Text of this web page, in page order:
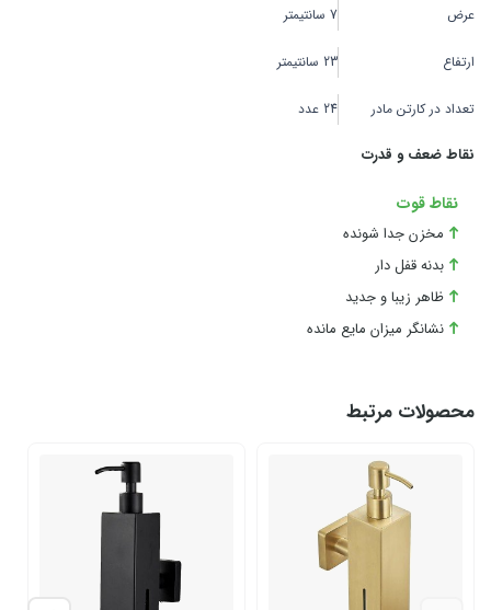
عرض 7 سانتیمتر
ارتفاع 23 سانتیمتر
تعداد در کارتن مادر 24 عدد
نقاط ضعف و قدرت
نقاط قوت
مخزن جدا شونده
بدنه قفل دار
ظاهر زیبا و جدید
نشانگر میزان مایع مانده
محصولات مرتبط